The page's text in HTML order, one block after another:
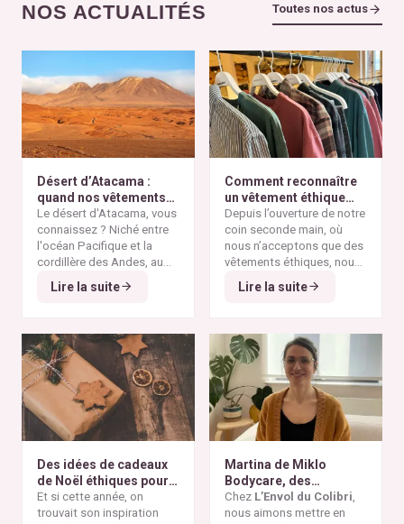
NOS ACTUALITÉS Toutes nos actus
Désert d’Atacama :
quand nos vêtements
finissent à l’autre bout
du monde
Le désert d'Atacama, vous
connaissez ? Niché entre
l'océan Pacifique et la
cordillère des Andes, au
nord du Chili, il est
considéré comme l'un des
minéraux et ses vastes
étendues désertiques en
font un lieu unique au
monde.
Alors pourquoi parler du
désert d'Atacama sur un
depuis plusieurs
décennies, cette région
est devenue l'un des
symboles les plus
frappants de la
pollution
textile mondiale
. On y
découvre aujourd'hui des
montagnes de vêtements
abandonnés, témoins
visibles de la
surproduction textile
Lire la suite
Comment reconnaître
un vêtement éthique
selon nos critères ?
Depuis l’ouverture de notre
coin seconde main, où
nous n’acceptons que des
vêtements éthiques, nous
avons remarqué qu’il n’est
pas toujours simple pour
qui répondent à nos
critères de sélection. Entre
les conseils qui circulent
sur les réseaux sociaux et
le greenwashing de
certaines marques, difficile
de s’y retrouver. Voici nos
repères simples et fiables
pour reconnaître un
vêtement réellement
éthique.
Lire la suite
Des idées de cadeaux
de Noël éthiques pour
tous les budgets
Et si cette année, on
trouvait son inspiration
Martina de Miklo
Bodycare, des
déodorants naturels et
zéro déchet A la
Chez L’Envol du Colibri
nous aimons mettre en